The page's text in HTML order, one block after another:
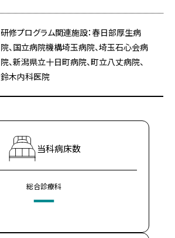
研修プログラム関連施設：春日部厚生病
院、国立病院機構埼玉病院、埼玉石心会病
院、新潟県立十日町病院、町立八丈病院、
鈴木内科医院
当科病床数
総合診療科
ー